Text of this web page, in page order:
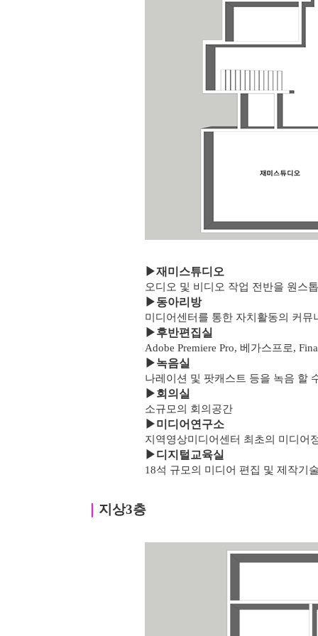
▶재미스튜디오
오디오 및 비디오 작업 전반을 원스
▶동아리방
미디어센터를 통한 자치활동의 커뮤
▶후반편집실
Adobe Premiere Pro, 베가스프로,
▶녹음실
나레이션 및 팟캐스트 등을 녹음 할
▶회의실
소규모의 회의공간
▶미디어연구소
지역영상미디어센터 최초의 미디어
▶디지털교육실
18석 규모의 미디어 편집 및 제작기
지상3층